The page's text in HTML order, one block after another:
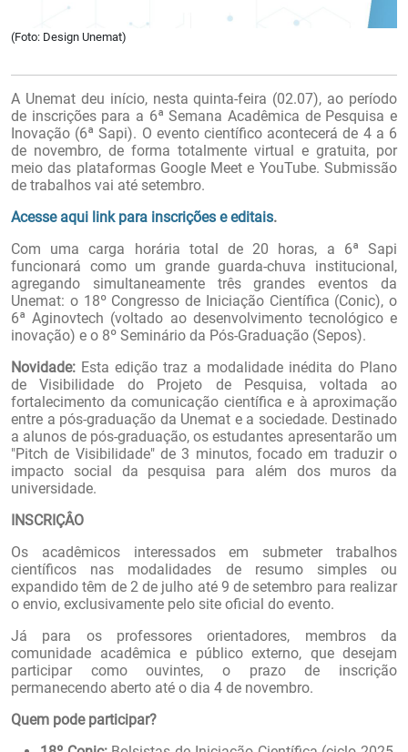
(Foto: Design Unemat)
A Unemat deu início, nesta quinta-feira (02.07), ao período
de inscrições para a 6ª Semana Acadêmica de Pesquisa e
Inovação (6ª Sapi). O evento científico acontecerá de 4 a 6
de novembro, de forma totalmente virtual e gratuita, por
meio das plataformas Google Meet e YouTube. Submissão
de trabalhos vai até setembro.
Acesse aqui link para inscrições e editais.
Com uma carga horária total de 20 horas, a 6ª Sapi
funcionará como um grande guarda-chuva institucional,
agregando simultaneamente três grandes eventos da
Unemat: o 18º Congresso de Iniciação Científica (Conic), o
6ª Aginovtech (voltado ao desenvolvimento tecnológico e
inovação) e o 8º Seminário da Pós-Graduação (Sepos).
Novidade: Esta edição traz a modalidade inédita do Plano
de Visibilidade do Projeto de Pesquisa, voltada ao
fortalecimento da comunicação científica e à aproximação
entre a pós-graduação da Unemat e a sociedade. Destinado
a alunos de pós-graduação, os estudantes apresentarão um
"Pitch de Visibilidade" de 3 minutos, focado em traduzir o
impacto social da pesquisa para além dos muros da
universidade.
INSCRIÇÂO
Os acadêmicos interessados em submeter trabalhos
científicos nas modalidades de resumo simples ou
expandido têm de 2 de julho até 9 de setembro para realizar
o envio, exclusivamente pelo site oficial do evento.
Já para os professores orientadores, membros da
comunidade acadêmica e público externo, que desejam
participar como ouvintes, o prazo de inscrição
permanecendo aberto até o dia 4 de novembro.
Quem pode participar?